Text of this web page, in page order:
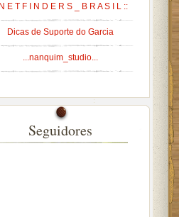
E T F I N D E R S _ B R A S I L ::
Dicas de Suporte do Garcia
...nanquim_studio...
Seguidores